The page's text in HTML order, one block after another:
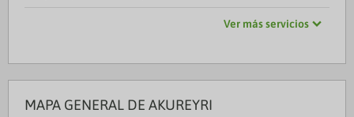
Ver más servicios
MAPA GENERAL DE AKUREYRI